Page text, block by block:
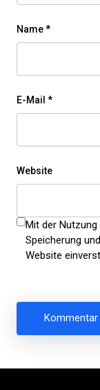
Name*
E-Mail *
Website
Mit der
Speicherung
Website